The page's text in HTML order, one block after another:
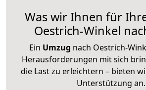
Was wir Ihnen für
Oestrich-Winkel
Ein Umzug nach Oestrich-
Herausforderungen mit sich
die Last zu erleichtern – bieten
Unterstützung an.